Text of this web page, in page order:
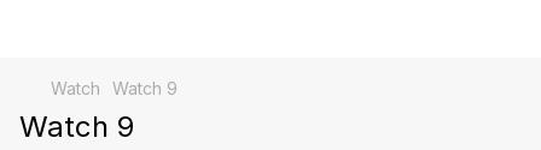
Watch Watch 9
Watch 9